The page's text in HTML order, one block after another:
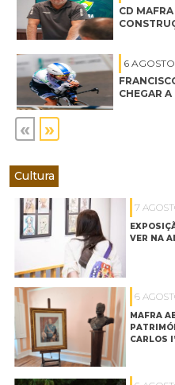
CD
6
CHEGAR
« »
Cultura
7
VER NA
6
MAFRA
CARLOS